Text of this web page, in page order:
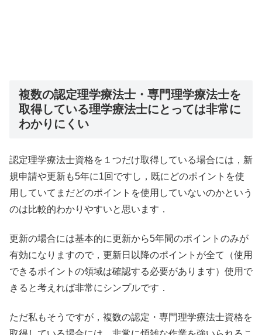
複数の認定理学療法士・専門理学療法士を
取得している理学療法士にとっては非常に
わかりにくい
認定理学療法士資格を１つだけ取得している場合には，新
規申請や更新も5年に1回ですし，既にどのポイントを使
用していてまだどのポイントを使用していないのかという
のは比較的わかりやすいと思います．
更新の場合には基本的に更新から5年間のポイントのみが
有効になりますので，更新日以降のポイントが全て（使用
できるポイントの領域は確認する必要があります）使用で
きると考えれば非常にシンプルです．
ただ私もそうですが，複数の認定・専門理学療法士資格を